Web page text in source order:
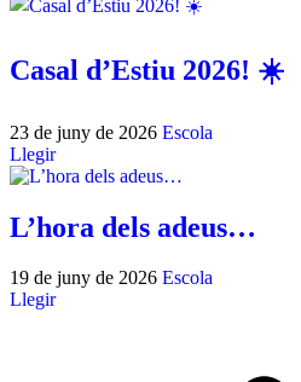
Casal d’Estiu 2026! ☀️
23 de juny de 2026 Escola
Llegir
L’hora dels adeus…
19 de juny de 2026 Escola
Llegir